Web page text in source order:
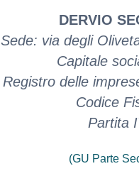
DERVIO
Sede: via degli
Capitale
Registro delle
Codice
Partita
(GU Parte